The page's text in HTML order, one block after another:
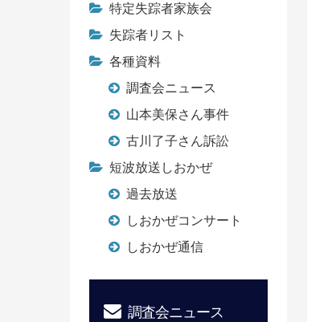
特定失踪者家族会
失踪者リスト
各種資料
調査会ニュース
山本美保さん事件
古川了子さん訴訟
短波放送しおかぜ
過去放送
しおかぜコンサート
しおかぜ通信
調査会ニュース